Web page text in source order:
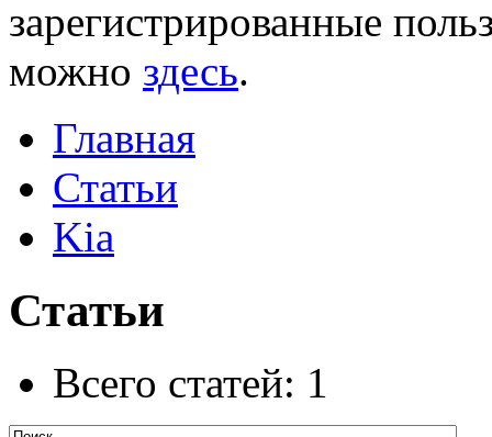
зарегистрированные
можно здесь.
Главная
Статьи
Kia
Статьи
Всего статей: 1